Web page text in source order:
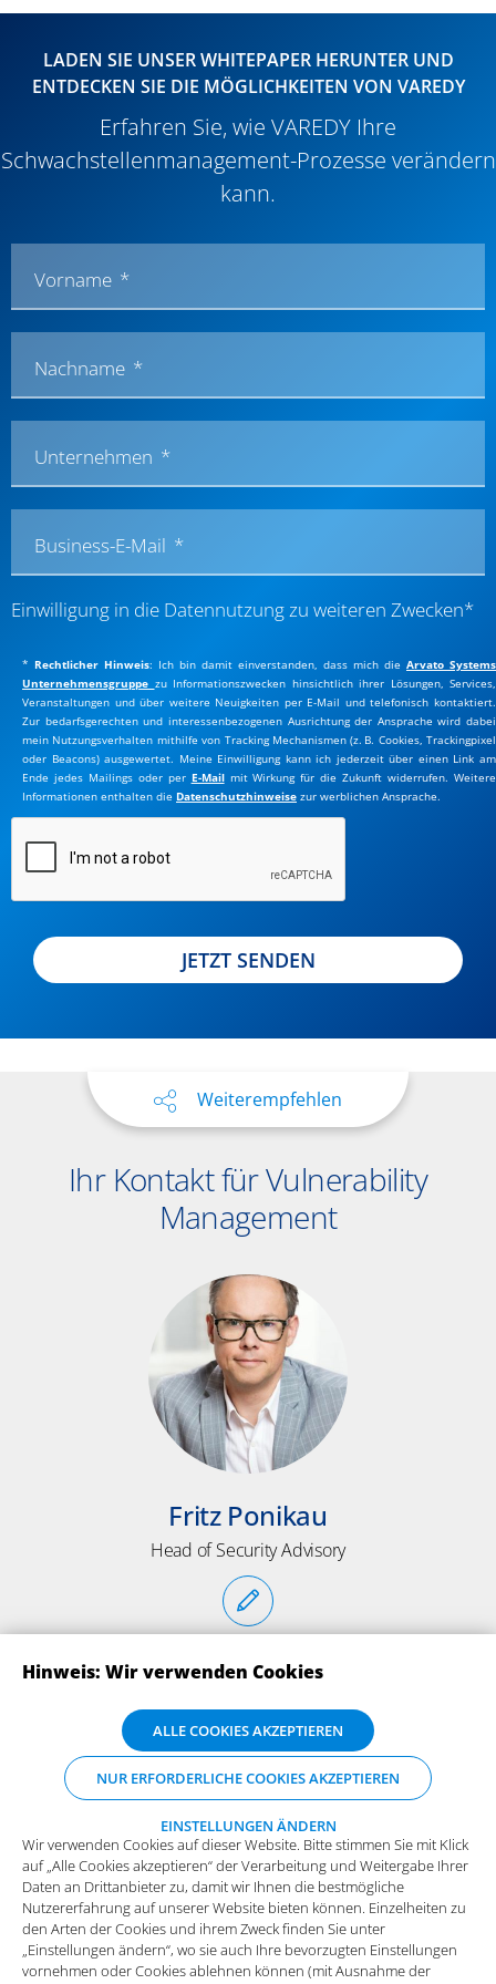
LADEN SIE UNSER WHITEPAPER HERUNTER UND
ENTDECKEN SIE DIE MÖGLICHKEITEN VON VAREDY
Erfahren Sie, wie VAREDY Ihre
Schwachstellenmanagement-Prozesse verändern
kann.
Vorname
Nachname
Unternehmen
Business-E-Mail
Einwilligung in die Datennutzung zu weiteren Zwecken*
* Rechtlicher Hinweis: Ich bin damit einverstanden, dass mich die Arvato Systems
Unternehmensgruppe zu Informationszwecken hinsichtlich ihrer Lösungen, Services,
Veranstaltungen und über weitere Neuigkeiten per E-Mail und telefonisch kontaktiert.
Zur bedarfsgerechten und interessenbezogenen Ausrichtung der Ansprache wird dabei
mein Nutzungsverhalten mithilfe von Tracking Mechanismen (z. B. Cookies, Trackingpixel
oder Beacons) ausgewertet. Meine Einwilligung kann ich jederzeit über einen Link am
Ende jedes Mailings oder per E-Mailmit Wirkung für die Zukunft widerrufen. Weitere
Informationen enthalten die Datenschutzhinweise zur werblichen Ansprache.
JETZT SENDEN
Weiterempfehlen
Ihr Kontakt für Vulnerability
Management
Fritz Ponikau
Head of Security Advisory
ABONNIEREN SIE UNSERE NEWSLETTER
Wir verwenden Cookies auf dieser Website. Bitte stimmen Sie mit Klick
auf „Alle Cookies akzeptieren“ der Verarbeitung und Weitergabe Ihrer
Daten an Drittanbieter zu, damit wir Ihnen die bestmögliche
Nutzererfahrung auf unserer Website bieten können. Einzelheiten zu
den Arten der Cookies und ihrem Zweck finden Sie unter
„Einstellungen ändern“, wo sie auch Ihre bevorzugten Einstellungen
vornehmen oder Cookies ablehnen können (mit Ausnahme der
Hinweis: Wir verwenden Cookies
ALLE COOKIES AKZEPTIEREN
NUR ERFORDERLICHE COOKIES AKZEPTIEREN
EINSTELLUNGEN ÄNDERN
Wir verwenden Cookies auf dieser Website. Bitte stimmen Sie mit Klick
auf „Alle Cookies akzeptieren“ der Verarbeitung und Weitergabe Ihrer
Daten an Drittanbieter zu, damit wir Ihnen die bestmögliche
Nutzererfahrung auf unserer Website bieten können. Einzelheiten zu
den Arten der Cookies und ihrem Zweck finden Sie unter
„Einstellungen ändern“, wo sie auch Ihre bevorzugten Einstellungen
vornehmen oder Cookies ablehnen können (mit Ausnahme der
benötigten Cookies).
Mehr Infos und die Möglichkeit zum
Widerspruch.
Funktionale Cookies
Diese Cookies sind essenziell wichtig für die einwandfreie
Funktion der Website.